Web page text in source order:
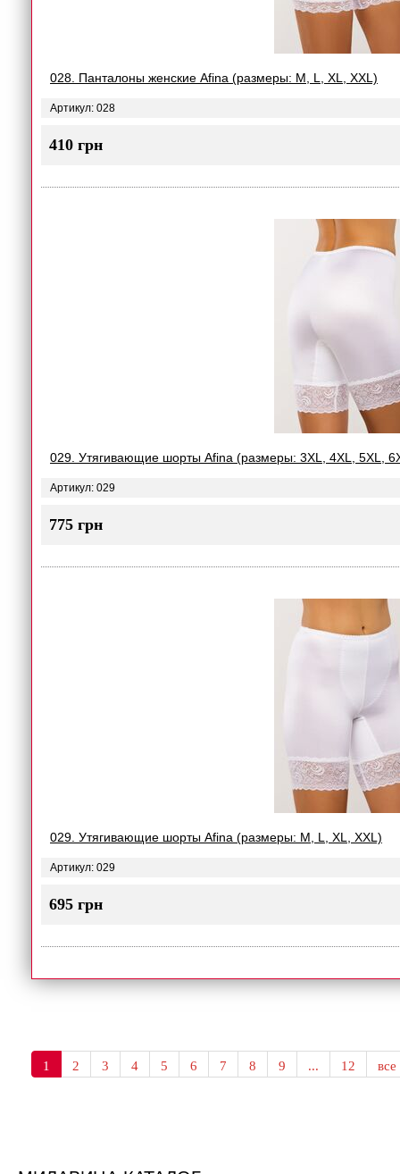
028. Панталоны женские Afina (размеры: M, L, XL, XXL)
Артикул: 028
410 грн
029. Утягивающие шорты Afina (размеры: 3XL, 4XL, 5XL,
Артикул: 029
775 грн
029. Утягивающие шорты Afina (размеры: M, L, XL, XXL)
Артикул: 029
695 грн
1 2 3 4 5 6 7 8 9 ... 12 все